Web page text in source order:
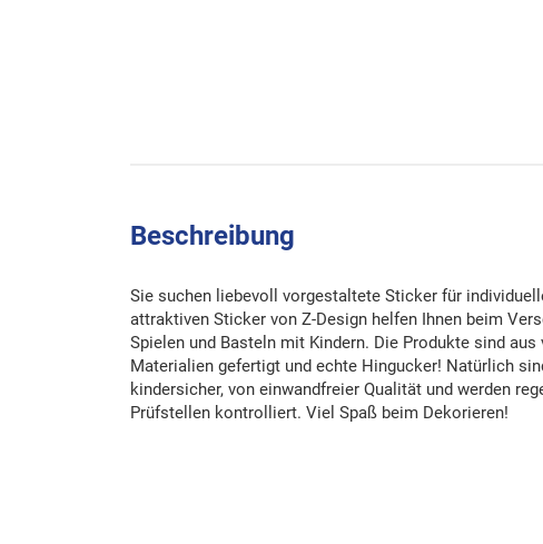
Beschreibung
Sie suchen liebevoll vorgestaltete Sticker für
attraktiven Sticker von Z-Design helfen Ihnen beim
Spielen und Basteln mit Kindern. Die Produkte sind aus
Materialien gefertigt und echte Hingucker! Natürlich
kindersicher, von einwandfreier Qualität und werden
Prüfstellen kontrolliert. Viel Spaß beim Dekorieren!